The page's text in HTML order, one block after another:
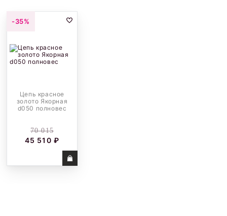
-35%
Купить
Цепь красное
золото Якорная
d050 полновес
70 015
45 510 ₽